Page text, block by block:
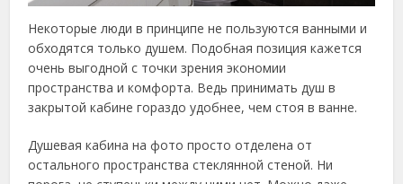
Некоторые люди в принципе не пользуются ванными и
обходятся только душем. Подобная позиция кажется
очень выгодной с точки зрения экономии
пространства и комфорта. Ведь принимать душ в
закрытой кабине гораздо удобнее, чем стоя в ванне.
Душевая кабина на фото просто отделена от
остального пространства стеклянной стеной. Ни